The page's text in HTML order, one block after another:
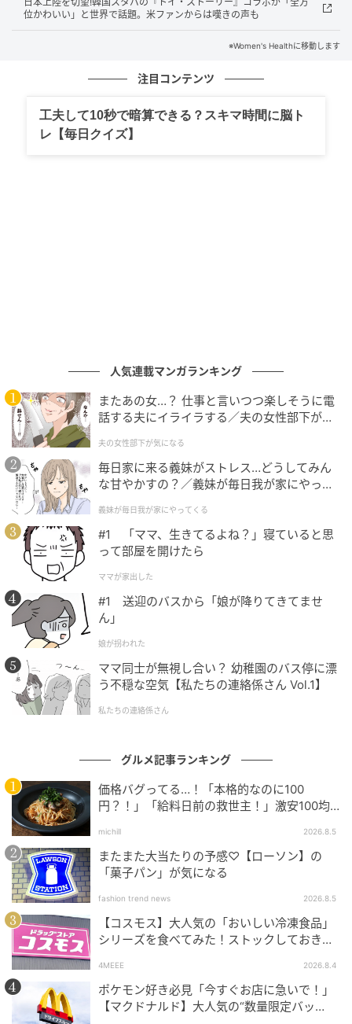
驚きの低価格！ 物価高の中で光る「約182
円」の衝撃
月30日までの期間限定発売ということだ。「一度なく
なったら終わり」という、まさに今しか味わえない特
別な機会となっている。
IKEA
迷路のような店内巡りを楽しくする「最強の
燃料」
している。今回のメニュー変更は一見小さく見えるか
もしれないが、ブランドにとっては極めて大きな転換
点だ。広大なイケアの店舗という「迷路」を歩き回る
際に、この新作サブが最高のエネルギー源となり、シ
ョッピングをより一層楽しいものにしてくれるだろ
う。
元記事で読む
次の記事
「スタバは太る」はもう古い？ ダイエット講
師も通う、罪悪感ゼロで楽しめる“痩せカスタ
ム”と神メニュー8選
位かわいい」と世界で話題。米ファンからは嘆きの声も
※Women's Healthに移動します
注目コンテンツ
工夫して10秒で暗算できる？スキマ時間に脳ト
レ【毎日クイズ】
人気連載マンガランキング
またあの女…？ 仕事と言いつつ楽しそうに電
話する夫にイライラする／夫の女性部下が気
夫の女性部下が気になる
毎日家に来る義妹がストレス…どうしてみん
な甘やかすの？／義妹が毎日我が家にやって
が】
義妹が毎日我が家にやってくる
#1 「ママ、生きてるよね？」寝ていると思
って部屋を開けたら
ママが家出した
#1 送迎のバスから「娘が降りてきてませ
ん」
娘が拐われた
ママ同士が無視し合い？ 幼稚園のバス停に漂
う不穏な空気【私たちの連絡係さん Vol.1】
私たちの連絡係さん
グルメ記事ランキング
価格バグってる…！「本格的なのに100
円？！」「給料日前の救世主！」激安100均
michill 2026.8.5
またまた大当たりの予感♡【ローソン】の
「菓子パン」が気になる
fashion trend news 2026.8.5
【コスモス】大人気の「おいしい冷凍食品」
シリーズを食べてみた！ストックしておきた
4MEEE 2026.8.4
ポケモン好き必見「今すぐお店に急いで！」
【マクドナルド】大人気の“数量限定バッ